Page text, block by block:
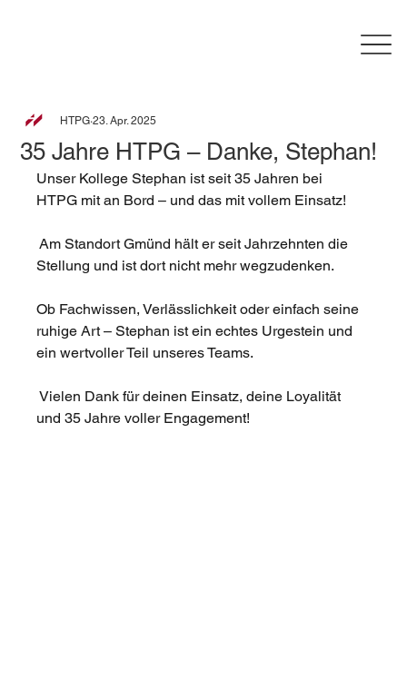
35 Jahre HTPG – Danke, Stephan!
HTPG 23. Apr. 2025
Unser Kollege Stephan ist seit 35 Jahren bei
HTPG mit an Bord – und das mit vollem Einsatz!
Am Standort Gmünd hält er seit Jahrzehnten die
Stellung und ist dort nicht mehr wegzudenken.
Ob Fachwissen, Verlässlichkeit oder einfach seine
ruhige Art – Stephan ist ein echtes Urgestein und
ein wertvoller Teil unseres Teams.
Vielen Dank für deinen Einsatz, deine Loyalität
und 35 Jahre voller Engagement!